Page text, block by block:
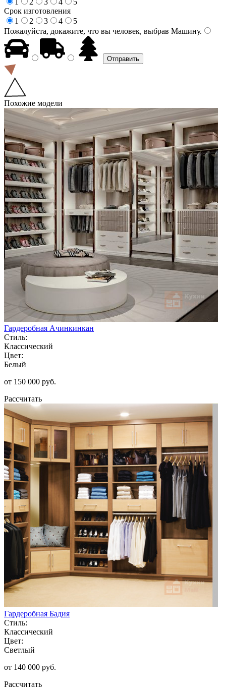
Срок изготовления
1
2 3 4
5
Пожалуйста, докажите, что вы человек, выбрав Машину.
Похожие модели
Гардеробная Ачинкинкан
Стиль:
Классический
Цвет:
Белый
от 150 000 руб.
Рассчитать
Гардеробная Бадия
Стиль:
Классический
Цвет:
Светлый
от 140 000 руб.
Рассчитать